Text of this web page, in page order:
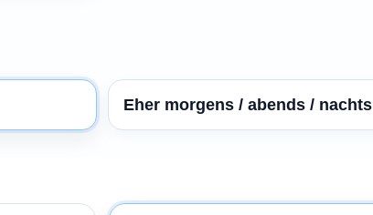
Eher morgens / abends / nachts